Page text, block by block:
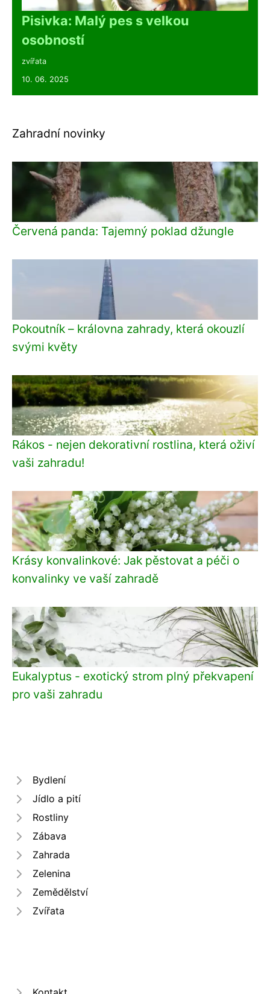
Pisivka: Malý pes s velkou
osobností
zvířata
10. 06. 2025
Zahradní novinky
Červená panda: Tajemný poklad džungle
Pokoutník – královna zahrady, která okouzlí
svými květy
Rákos - nejen dekorativní rostlina, která oživí
vaši zahradu!
Krásy konvalinkové: Jak pěstovat a péči o
konvalinky ve vaší zahradě
Eukalyptus - exotický strom plný překvapení
pro vaši zahradu
Bydlení
Jídlo a pití
Rostliny
Zábava
Zahrada
Zelenina
Zemědělství
Zvířata